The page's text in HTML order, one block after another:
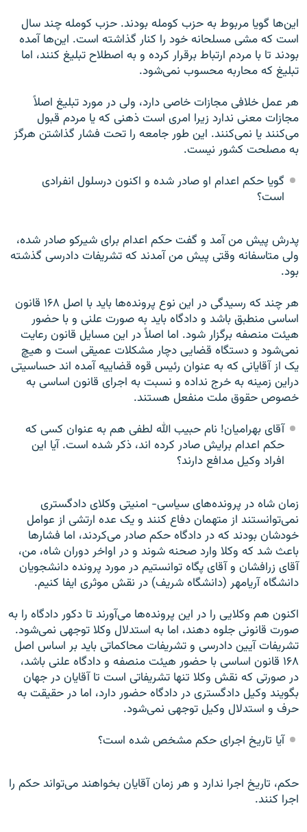
اين‌ها گويا مربوط به حزب کومله بودند. حزب کومله چند سال
است که مشی مسلحانه خود را کنار گذاشته است. اين‌ها آمده
بودند تا با مردم ارتباط برقرار کرده و به اصطلاح تبليغ کنند، اما
تبليغ که محاربه محسوب نمی‌شود.
هر عمل خلافی مجازات خاصی دارد، ولی در مورد تبليغ اصلاً
مجازات معنی ندارد زيرا امری است ذهنی که يا مردم قبول
می‌کنند يا نمی‌کنند. اين طور جامعه را تحت فشار گذاشتن هرگز
به مصلحت کشور نيست.
گويا حکم اعدام او صادر شده و اکنون درسلول انفرادی
است؟
پدرش پيش من آمد و گفت حکم اعدام برای شيرکو صادر شده،
ولی متاسفانه وقتی پيش من آمدند که تشريفات دادرسی گذشته
بود.
هر چند که رسيدگی در اين نوع پرونده‌ها بايد با اصل ۱۶۸ قانون
اساسی منطبق باشد و دادگاه بايد به صورت علنی و با حضور
هيئت منصفه برگزار شود. اما اصلاً در اين مسايل قانون رعايت
نمی‌شود و دستگاه قضايی دچار مشکلات عميقی است و هيچ
يک از آقايانی که به عنوان رئيس قوه قضاييه آمده اند حساسيتی
دراين زمينه به خرج نداده و نسبت به اجرای قانون اساسی به
خصوص حقوق ملت منفعل هستند.
آقای بهراميان! نام حبيب الله لطفی هم به عنوان کسی که
حکم اعدام برايش صادر کرده اند، ذکر شده است. آيا اين
افراد وکيل مدافع دارند؟
زمان شاه در پرونده‌های سياسی- امنيتی وکلای دادگستری
نمی‌توانستند از متهمان دفاع کنند و يک عده ارتشی از عوامل
خودشان بودند که در دادگاه حکم صادر می‌کردند، اما فشارها
باعث شد که وکلا وارد صحنه شوند و در اواخر دوران شاه، من،
آقای زرافشان و آقای پگاه توانستيم در مورد پرونده دانشجويان
دانشگاه آريامهر (دانشگاه شريف) در نقش موثری ايفا کنيم.
اکنون هم وکلايی را در اين پرونده‌ها می‌آورند تا دکور دادگاه را به
صورت قانونی جلوه دهند، اما به استدلال وکلا توجهی نمی‌شود.
تشريفات آيين دادرسی و تشريفات محاکماتی بايد بر اساس اصل
۱۶۸ قانون اساسی با حضور هيئت منصفه و دادگاه علنی باشد،
در صورتی که نقش وکلا تنها تشريفاتی است تا آقايان در جهان
بگويند وکيل دادگستری در دادگاه حضور دارد، اما در حقيقت به
حرف و استدلال وکيل توجهی نمی‌شود.
آيا تاريخ اجرای حکم مشخص شده است؟
حکم، تاريخ اجرا ندارد و هر زمان آقايان بخواهند می‌تواند حکم را
اجرا کنند.